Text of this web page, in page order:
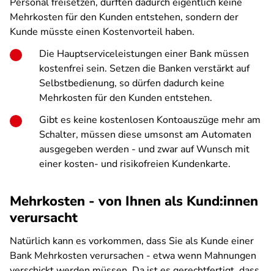
Mehrkosten für den Kunden entstehen, sondern der
Kunde müsste einen Kostenvorteil haben.
Die Hauptserviceleistungen einer Bank müssen
kostenfrei sein. Setzen die Banken verstärkt auf
Selbstbedienung, so dürfen dadurch keine
Mehrkosten für den Kunden entstehen.
Gibt es keine kostenlosen Kontoauszüge mehr am
Schalter, müssen diese umsonst am Automaten
ausgegeben werden - und zwar auf Wunsch mit
einer kosten- und risikofreien Kundenkarte.
Mehrkosten - von Ihnen als Kund:innen
verursacht
Natürlich kann es vorkommen, dass Sie als Kunde einer
Bank Mehrkosten verursachen - etwa wenn Mahnungen